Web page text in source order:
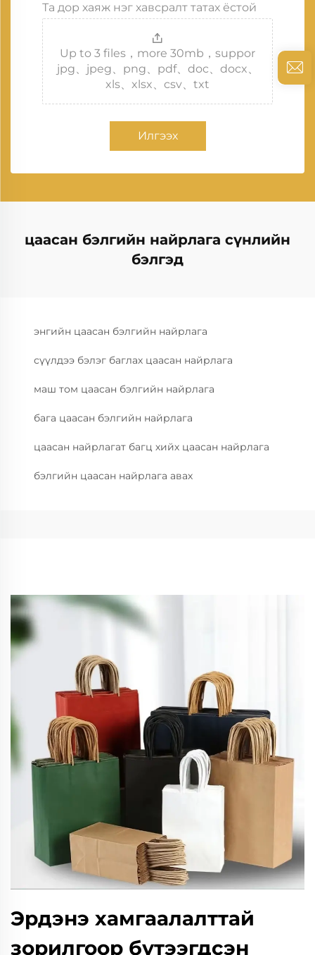
Та дор хаяж нэг хавсралт татах ёстой
Up to 3 files，more 30mb，suppor
jpg、jpeg、png、pdf、doc、docx、
xls、xlsx、csv、txt
Илгээх
цаасан бэлгийн найрлага сүнлийн
бэлгэд
энгийн цаасан бэлгийн найрлага
сүүлдээ бэлэг баглах цаасан найрлага
маш том цаасан бэлгийн найрлага
бага цаасан бэлгийн найрлага
цаасан найрлагат багц хийх цаасан найрлага
бэлгийн цаасан найрлага авах
Эрдэнэ хамгаалалттай
зорилгоор бүтээгдсэн